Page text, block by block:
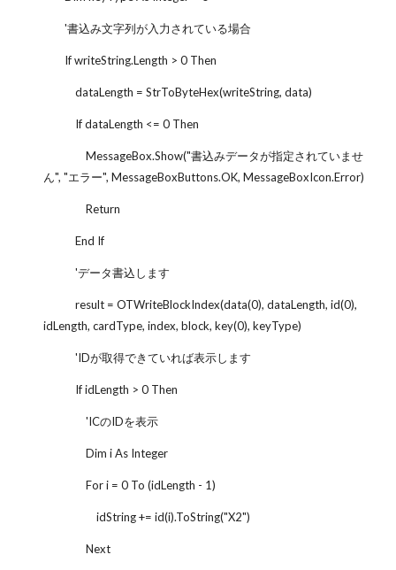
'書込み文字列が入力されている場合
If writeString.Length > 0 Then
dataLength = StrToByteHex(writeString, data)
If dataLength <= 0 Then
MessageBox.Show("書込みデータが指定されていませ
ん", "エラー", MessageBoxButtons.OK, MessageBoxIcon.Error)
Return
End If
'データ書込します
result = OTWriteBlockIndex(data(0), dataLength, id(0),
idLength, cardType, index, block, key(0), keyType)
'IDが取得できていれば表示します
If idLength > 0 Then
'ICのIDを表示
Dim i As Integer
For i = 0 To (idLength - 1)
idString += id(i).ToString("X2")
Next